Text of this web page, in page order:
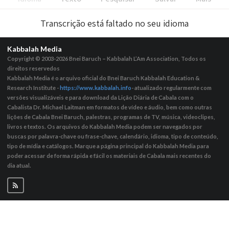
Transcrição está faltado no seu idioma
Kabbalah Media
Copyright © 2003-2026Bnei Baruch – Kabbalah L’Am Association, Todos os
direitos reservedos
Kabbalah Media é o arquivo oficial do Bnei Baruch Kabbalah Education &
Research Institute - https://www.kabbalah.info- atualizado regularmente com
versões visualizáveis ​​e para download da Lição Diária de Cabala com o
Cabalista Dr. Michael Laitman em formatos de vídeo e áudio, bem como outras
lições de Cabala Bnei Baruch, palestras, programas de TV, música, videoclipes,
livros e textos. Os arquivos do Kabbalah Media podem ser navegados por
buscas por palavra-chave ou frase-chave, calendário, idioma, tipo de conteúdo,
tipo de mídia e catálogos. Marque a página principal do Kabbalah Media para
poder acessar de forma rápida e fácil os materiais de Cabala mais recentes do
dia atual.